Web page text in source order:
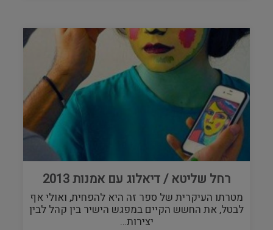
רחל שליטא / דיאלוג עם אמנות 2013
מטרתו העיקרית של ספר זה היא להפחית, ואולי אף
לבטל, את החשש הקיים במפגש הישיר בין קהל לבין
יצירות…